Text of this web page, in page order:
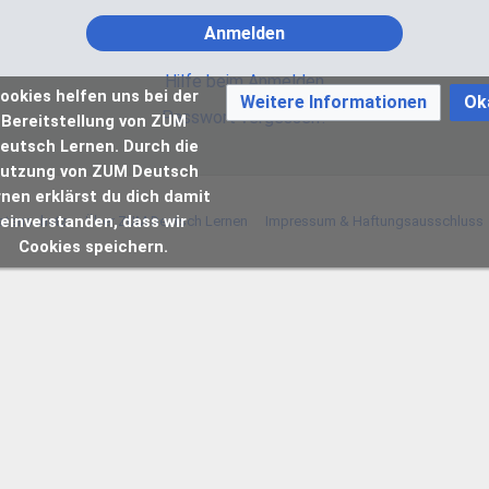
Anmelden
Hilfe beim Anmelden
Passwort vergessen?
Über ZUM Deutsch Lernen Impressum & Haftungsausschluss
helfen uns bei der
Bereitstellung von ZUM
Lernen. Durch die
von ZUM Deutsch
erklärst du dich damit
einverstanden, dass wir
Cookies speichern.
Weitere Informationen